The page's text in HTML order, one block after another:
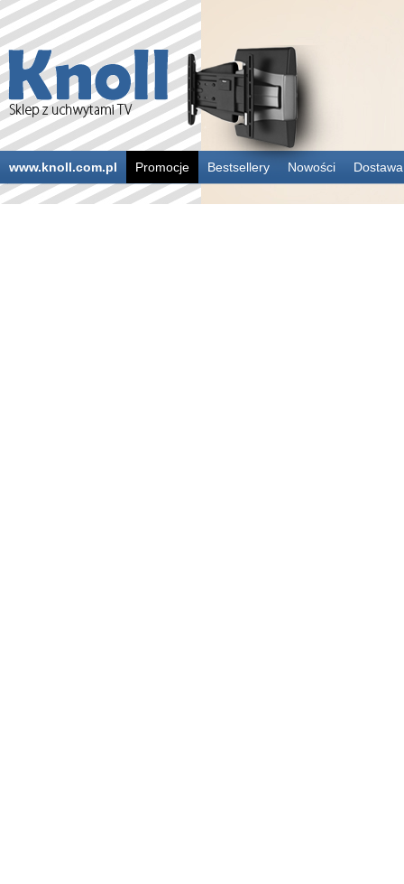
www.knoll.com.pl Promocje Bestsellery Nowości